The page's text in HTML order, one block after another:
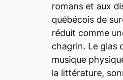
romans et aux
québécois de
réduit comme
chagrin. Le glas
musique
la littérature,